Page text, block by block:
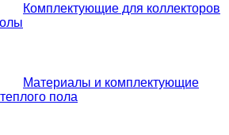
Комплектующие для коллекторов
Материалы и комплектующие
пола